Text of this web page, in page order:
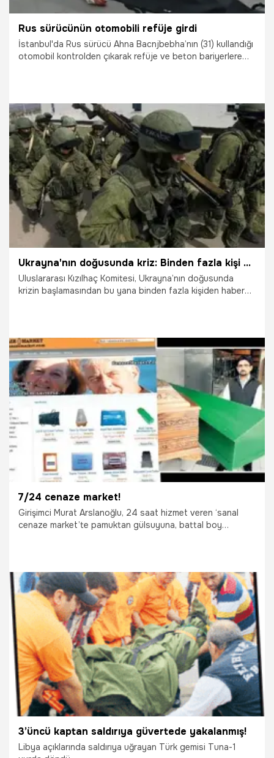
Rus sürücünün otomobili refüje girdi
İstanbul'da Rus sürücü Ahna Bacnjbebha’nın (31) kullandığı
otomobil kontrolden çıkarak refüje ve beton bariyerlere
4.08.2016 Yaşam
Ukrayna'nın doğusunda kriz: Binden fazla kişi kayıp
Uluslararası Kızılhaç Komitesi, Ukrayna’nın doğusunda
krizin başlamasından bu yana binden fazla kişiden haber
28.01.2016 Dünya
7/24 cenaze market!
Girişimci Murat Arslanoğlu, 24 saat hizmet veren ‘sanal
cenaze market’te pamuktan gülsuyuna, battal boy
23.08.2015 Yaşam
3’üncü kaptan saldırıya güvertede yakalanmış!
Libya açıklarında saldırıya uğrayan Türk gemisi Tuna-1